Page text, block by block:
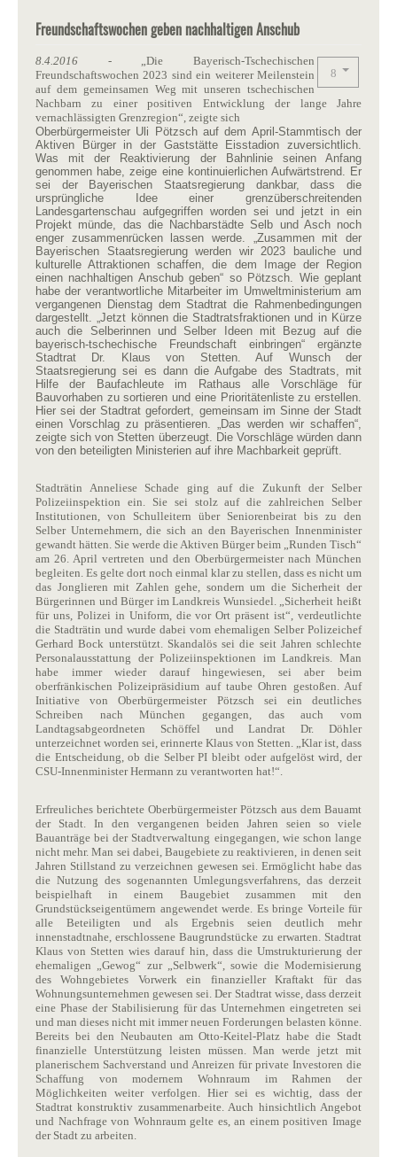
Freundschaftswochen geben nachhaltigen Anschub
8.4.2016 - „Die Bayerisch-Tschechischen
Freundschaftswochen 2023 sind ein weiterer Meilenstein
auf dem gemeinsamen Weg mit unseren tschechischen
Nachbarn zu einer positiven Entwicklung der lange Jahre
vernachlässigten Grenzregion“, zeigte sich
Oberbürgermeister Uli Pötzsch auf dem April-Stammtisch der
Aktiven Bürger in der Gaststätte Eisstadion zuversichtlich.
Was mit der Reaktivierung der Bahnlinie seinen Anfang
genommen habe, zeige eine kontinuierlichen Aufwärtstrend. Er
sei der Bayerischen Staatsregierung dankbar, dass die
ursprüngliche Idee einer grenzüberschreitenden
Landesgartenschau aufgegriffen worden sei und jetzt in ein
Projekt münde, das die Nachbarstädte Selb und Asch noch
enger zusammenrücken lassen werde. „Zusammen mit der
Bayerischen Staatsregierung werden wir 2023 bauliche und
kulturelle Attraktionen schaffen, die dem Image der Region
einen nachhaltigen Anschub geben“ so Pötzsch. Wie geplant
habe der verantwortliche Mitarbeiter im Umweltministerium am
vergangenen Dienstag dem Stadtrat die Rahmenbedingungen
dargestellt. „Jetzt können die Stadtratsfraktionen und in Kürze
auch die Selberinnen und Selber Ideen mit Bezug auf die
bayerisch-tschechische Freundschaft einbringen“ ergänzte
Stadtrat Dr. Klaus von Stetten. Auf Wunsch der
Staatsregierung sei es dann die Aufgabe des Stadtrats, mit
Hilfe der Baufachleute im Rathaus alle Vorschläge für
Bauvorhaben zu sortieren und eine Prioritätenliste zu erstellen.
Hier sei der Stadtrat gefordert, gemeinsam im Sinne der Stadt
einen Vorschlag zu präsentieren. „Das werden wir schaffen“,
zeigte sich von Stetten überzeugt. Die Vorschläge würden dann
von den beteiligten Ministerien auf ihre Machbarkeit geprüft.
Stadträtin Anneliese Schade ging auf die Zukunft der Selber
Polizeiinspektion ein. Sie sei stolz auf die zahlreichen Selber
Institutionen, von Schulleitern über Seniorenbeirat bis zu den
Selber Unternehmern, die sich an den Bayerischen Innenminister
gewandt hätten. Sie werde die Aktiven Bürger beim „Runden Tisch“
am 26. April vertreten und den Oberbürgermeister nach München
begleiten. Es gelte dort noch einmal klar zu stellen, dass es nicht um
das Jonglieren mit Zahlen gehe, sondern um die Sicherheit der
Bürgerinnen und Bürger im Landkreis Wunsiedel. „Sicherheit heißt
für uns, Polizei in Uniform, die vor Ort präsent ist“, verdeutlichte
die Stadträtin und wurde dabei vom ehemaligen Selber Polizeichef
Gerhard Bock unterstützt. Skandalös sei die seit Jahren schlechte
Personalausstattung der Polizeiinspektionen im Landkreis. Man
habe immer wieder darauf hingewiesen, sei aber beim
oberfränkischen Polizeipräsidium auf taube Ohren gestoßen. Auf
Initiative von Oberbürgermeister Pötzsch sei ein deutliches
Schreiben nach München gegangen, das auch vom
Landtagsabgeordneten Schöffel und Landrat Dr. Döhler
unterzeichnet worden sei, erinnerte Klaus von Stetten. „Klar ist, dass
die Entscheidung, ob die Selber PI bleibt oder aufgelöst wird, der
CSU-Innenminister Hermann zu verantworten hat!“.
Erfreuliches berichtete Oberbürgermeister Pötzsch aus dem Bauamt
der Stadt. In den vergangenen beiden Jahren seien so viele
Bauanträge bei der Stadtverwaltung eingegangen, wie schon lange
nicht mehr. Man sei dabei, Baugebiete zu reaktivieren, in denen seit
Jahren Stillstand zu verzeichnen gewesen sei. Ermöglicht habe das
die Nutzung des sogenannten Umlegungsverfahrens, das derzeit
beispielhaft in einem Baugebiet zusammen mit den
Grundstückseigentümern angewendet werde. Es bringe Vorteile für
alle Beteiligten und als Ergebnis seien deutlich mehr
innenstadtnahe, erschlossene Baugrundstücke zu erwarten. Stadtrat
Klaus von Stetten wies darauf hin, dass die Umstrukturierung der
ehemaligen „Gewog“ zur „Selbwerk“, sowie die Modernisierung
des Wohngebietes Vorwerk ein finanzieller Kraftakt für das
Wohnungsunternehmen gewesen sei. Der Stadtrat wisse, dass derzeit
eine Phase der Stabilisierung für das Unternehmen eingetreten sei
und man dieses nicht mit immer neuen Forderungen belasten könne.
Bereits bei den Neubauten am Otto-Keitel-Platz habe die Stadt
finanzielle Unterstützung leisten müssen. Man werde jetzt mit
planerischem Sachverstand und Anreizen für private Investoren die
Schaffung von modernem Wohnraum im Rahmen der
Möglichkeiten weiter verfolgen. Hier sei es wichtig, dass der
Stadtrat konstruktiv zusammenarbeite. Auch hinsichtlich Angebot
und Nachfrage von Wohnraum gelte es, an einem positiven Image
der Stadt zu arbeiten.